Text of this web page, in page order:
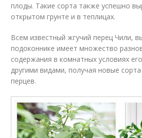
плоды. Такие сорта также успешно
открытом грунте и в теплицах.
Всем известный жгучий перец Чили,
подоконнике имеет множество
содержания в комнатных условиях
другими видами, получая новые
перцев.